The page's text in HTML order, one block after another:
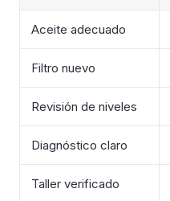
Aceite adecuado
Filtro nuevo
Revisión de niveles
Diagnóstico claro
Taller verificado